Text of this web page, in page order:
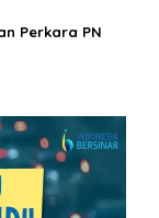
Perkara PN